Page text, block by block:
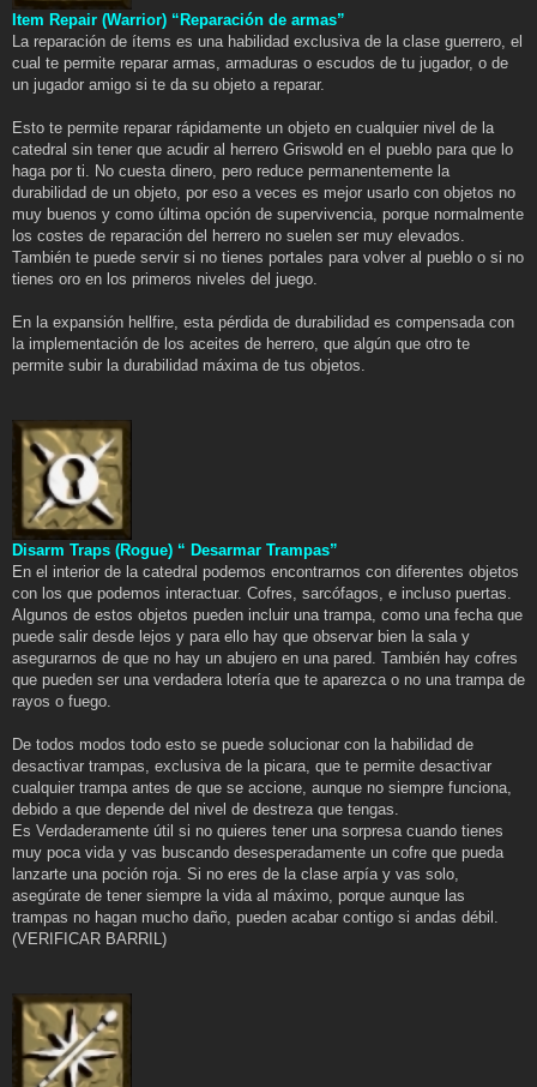
Item Repair (Warrior) “Reparación de armas”
La reparación de ítems es una habilidad exclusiva de la clase guerrero, el
cual te permite reparar armas, armaduras o escudos de tu jugador, o de
un jugador amigo si te da su objeto a reparar.
Esto te permite reparar rápidamente un objeto en cualquier nivel de la
catedral sin tener que acudir al herrero Griswold en el pueblo para que lo
haga por ti. No cuesta dinero, pero reduce permanentemente la
durabilidad de un objeto, por eso a veces es mejor usarlo con objetos no
muy buenos y como última opción de supervivencia, porque normalmente
los costes de reparación del herrero no suelen ser muy elevados.
También te puede servir si no tienes portales para volver al pueblo o si no
tienes oro en los primeros niveles del juego.
En la expansión hellfire, esta pérdida de durabilidad es compensada con
la implementación de los aceites de herrero, que algún que otro te
permite subir la durabilidad máxima de tus objetos.
Disarm Traps (Rogue) “ Desarmar Trampas”
En el interior de la catedral podemos encontrarnos con diferentes objetos
con los que podemos interactuar. Cofres, sarcófagos, e incluso puertas.
Algunos de estos objetos pueden incluir una trampa, como una fecha que
puede salir desde lejos y para ello hay que observar bien la sala y
asegurarnos de que no hay un abujero en una pared. También hay cofres
que pueden ser una verdadera lotería que te aparezca o no una trampa de
rayos o fuego.
De todos modos todo esto se puede solucionar con la habilidad de
desactivar trampas, exclusiva de la picara, que te permite desactivar
cualquier trampa antes de que se accione, aunque no siempre funciona,
debido a que depende del nivel de destreza que tengas.
Es Verdaderamente útil si no quieres tener una sorpresa cuando tienes
muy poca vida y vas buscando desesperadamente un cofre que pueda
lanzarte una poción roja. Si no eres de la clase arpía y vas solo,
asegúrate de tener siempre la vida al máximo, porque aunque las
trampas no hagan mucho daño, pueden acabar contigo si andas débil.
(VERIFICAR BARRIL)